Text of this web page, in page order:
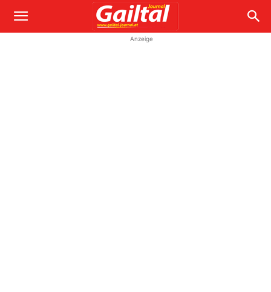
Anzeige